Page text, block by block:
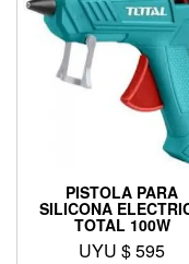
PISTOLA PARA
SILICONA
TOTAL 100W
UYU $595